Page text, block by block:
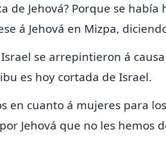
de Jehová? Porque se había
á Jehová en Mizpa,
se arrepintieron á
es hoy cortada de Israel.
en cuanto á mujeres para
Jehová que no les hemos